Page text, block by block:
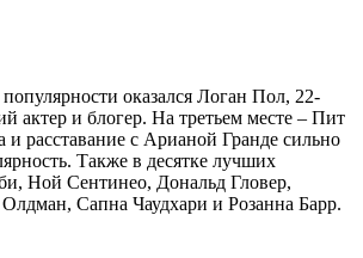
оказался Логан Пол, 22-
актер и блогер. На третьем месте – Пит
и расставание с Арианой Гранде сильно
Также в десятке лучших
Ной Сентинео, Дональд Гловер,
Сапна Чаудхари и Розанна Барр.